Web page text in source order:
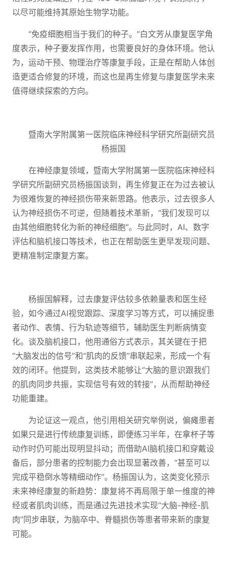
以尽可能维持其原始生物学功能。
“免疫细胞相当于我们的种子。”白文芳从康复医学角
度表示，种子要发挥作用，也需要良好的身体环境。他认
为，运动干预、物理治疗等康复手段，正是在帮助人体创
造更适合修复的环境，而这也是再生修复与康复医学未来
值得继续探索的方向。
暨南大学附属第一医院临床神经科学研究所副研究员
杨振国
在神经康复领域，暨南大学附属第一医院临床神经科
学研究所副研究员杨振国谈到，再生修复正在为过去被认
为很难恢复的神经损伤带来新思路。他表示，过去很多人
认为神经损伤不可逆，但随着技术革新，“我们发现可以
由其他细胞转化为新的神经细胞”。与此同时，AI、数字
评估和脑机接口等技术，也正在帮助医生更早发现问题、
更精准制定康复方案。
杨振国解释，过去康复评估较多依赖量表和医生经
验，如今通过AI视觉跟踪、深度学习等方式，可以捕捉患
者动作、表情、行为轨迹等细节，辅助医生判断病情变
化。谈及脑机接口，他用通俗方式表示，其关键在于把
“大脑发出的信号”和“肌肉的反馈”串联起来，形成一个有
效的闭环。他提到，这类技术能够让“大脑的意识跟我们
的肌肉同步共振，实现信号有效的转接”，从而帮助神经
功能重建。
为论证这一观点，他引用相关研究举例说，偏瘫患者
如果只是进行传统康复训练，即便练习半年，在拿杯子等
动作时仍可能出现明显抖动；而借助AI脑机接口和穿戴设
备后，部分患者的控制能力会出现显著改善，“甚至可以
完成平稳倒水等精细动作”。杨振国认为，这类变化预示
未来神经康复的新趋势：康复将不再局限于单一维度的神
经或者肌肉训练，而是通过先进技术实现“大脑-神经-肌
肉”同步串联，为脑卒中、脊髓损伤等患者带来新的康复
可能。